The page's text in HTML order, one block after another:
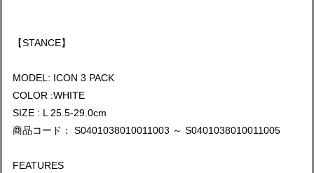
【STANCE】
MODEL: ICON 3 PACK
COLOR :WHITE
SIZE : L 25.5-29.0cm
商品コード： S0401038010011003 ～ S0401038010011005
FEATURES